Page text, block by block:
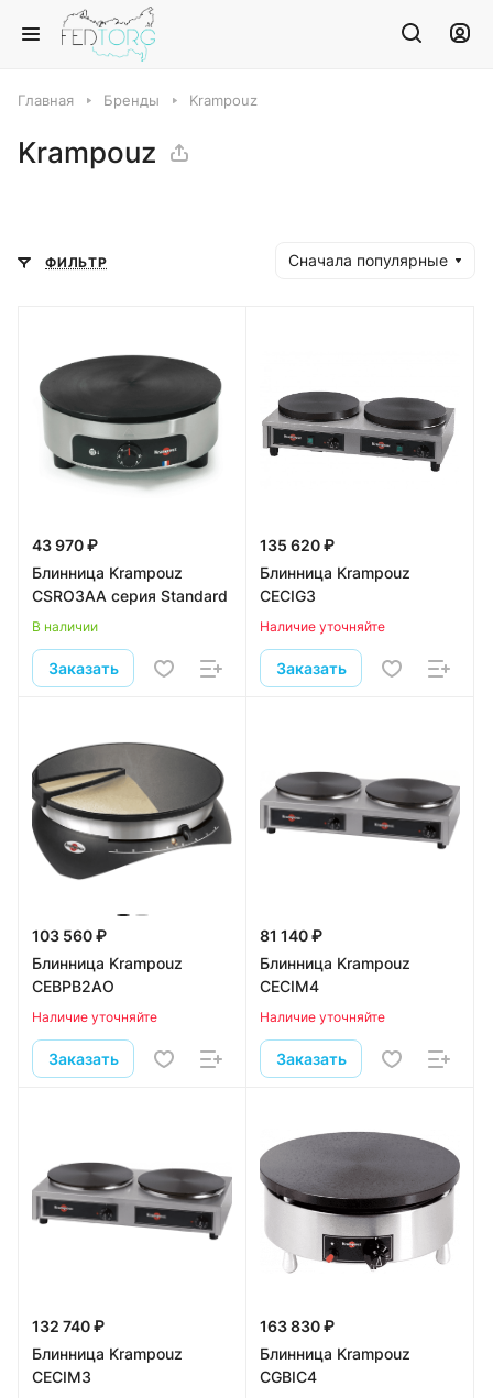
Главная Бренды Krampouz
Krampouz
ФИЛЬТР Сначала популярные
43 970 ₽
Блинница Krampouz
CSRO3AA серия Standard
В наличии
Заказать
135 620 ₽
Блинница Krampouz
CECIG3
Наличие уточняйте
Заказать
103 560 ₽
Блинница Krampouz
CEBPB2AO
Наличие уточняйте
Заказать
81 140 ₽
Блинница Krampouz
CECIM4
Наличие уточняйте
Заказать
132 740 ₽
Блинница Krampouz
CECIM3
163 830 ₽
Блинница Krampouz
CGBIC4